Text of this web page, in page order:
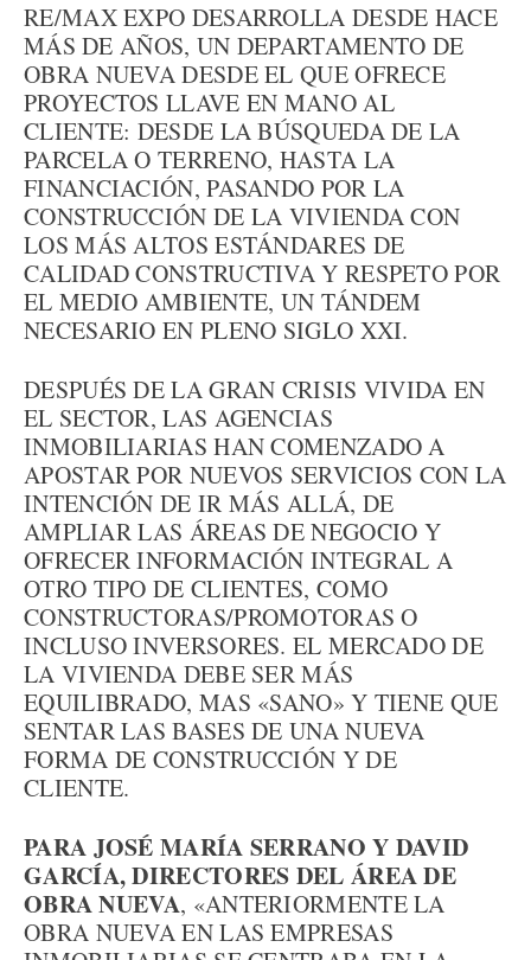
RE/MAX EXPO DESARROLLA DESDE HACE
MÁS DE AÑOS, UN DEPARTAMENTO DE
OBRA NUEVA DESDE EL QUE OFRECE
PROYECTOS LLAVE EN MANO AL
CLIENTE: DESDE LA BÚSQUEDA DE LA
PARCELA O TERRENO, HASTA LA
FINANCIACIÓN, PASANDO POR LA
CONSTRUCCIÓN DE LA VIVIENDA CON
LOS MÁS ALTOS ESTÁNDARES DE
CALIDAD CONSTRUCTIVA Y RESPETO POR
EL MEDIO AMBIENTE, UN TÁNDEM
NECESARIO EN PLENO SIGLO XXI.
DESPUÉS DE LA GRAN CRISIS VIVIDA EN
EL SECTOR, LAS AGENCIAS
INMOBILIARIAS HAN COMENZADO A
APOSTAR POR NUEVOS SERVICIOS CON LA
INTENCIÓN DE IR MÁS ALLÁ, DE
AMPLIAR LAS ÁREAS DE NEGOCIO Y
OFRECER INFORMACIÓN INTEGRAL A
OTRO TIPO DE CLIENTES, COMO
CONSTRUCTORAS/PROMOTORAS O
INCLUSO INVERSORES. EL MERCADO DE
LA VIVIENDA DEBE SER MÁS
EQUILIBRADO, MAS «SANO» Y TIENE QUE
SENTAR LAS BASES DE UNA NUEVA
FORMA DE CONSTRUCCIÓN Y DE
CLIENTE.
PARA JOSÉ MARÍA SERRANO Y DAVID
GARCÍA, DIRECTORES DEL ÁREA DE
OBRA NUEVA, «ANTERIORMENTE LA
OBRA NUEVA EN LAS EMPRESAS